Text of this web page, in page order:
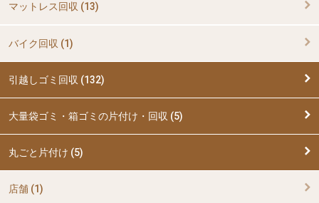
マットレス回収 (13)
バイク回収 (1)
引越しゴミ回収 (132)
大量袋ゴミ・箱ゴミの片付け・回収 (5)
丸ごと片付け (5)
店舗 (1)